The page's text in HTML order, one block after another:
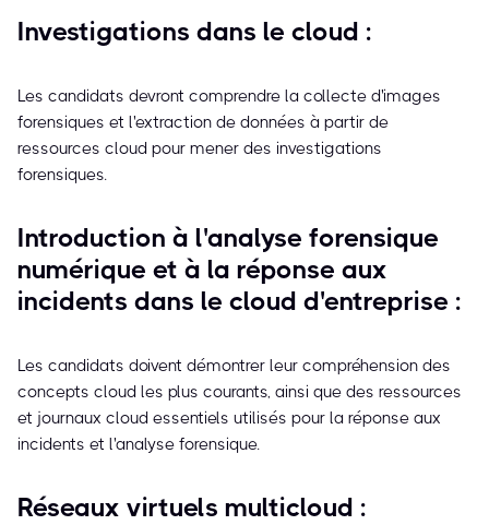
Investigations dans le cloud :
Les candidats devront comprendre la collecte d'images
forensiques et l'extraction de données à partir de
ressources cloud pour mener des investigations
forensiques.
Introduction à l'analyse forensique
numérique et à la réponse aux
incidents dans le cloud d'entreprise :
Les candidats doivent démontrer leur compréhension des
concepts cloud les plus courants, ainsi que des ressources
et journaux cloud essentiels utilisés pour la réponse aux
incidents et l'analyse forensique.
Réseaux virtuels multicloud :